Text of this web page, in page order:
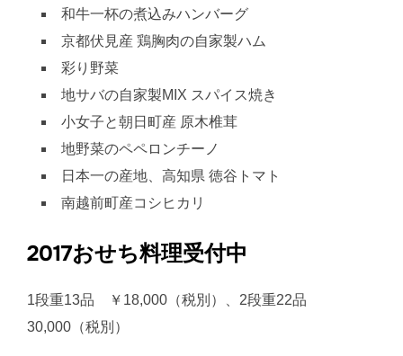
和牛一杯の煮込みハンバーグ
京都伏見産 鶏胸肉の自家製ハム
彩り野菜
地サバの自家製MIX スパイス焼き
小女子と朝日町産 原木椎茸
地野菜のペペロンチーノ
日本一の産地、高知県 徳谷トマト
南越前町産コシヒカリ
2017おせち料理受付中
1段重13品 ￥18,000（税別）、2段重22品
30,000（税別）